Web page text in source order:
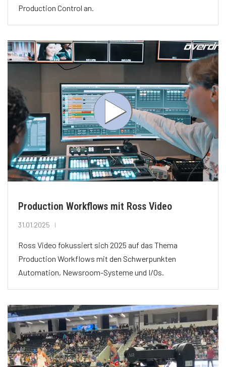
Production Control an.
Production Workflows mit Ross Video
31.01.2025
Ross Video fokussiert sich 2025 auf das Thema
Production Workflows mit den Schwerpunkten
Automation, Newsroom-Systeme und I/Os.